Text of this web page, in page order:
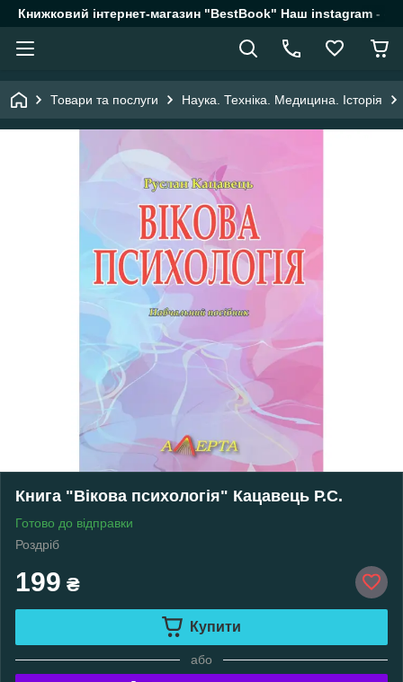
Книжковий інтернет-магазин "BestBook" Наш instagram -
Товари та послуги Наука. Техніка. Медицина. Історія
Книга "Вікова психологія" Кацавець Р.С.
Готово до відправки
Роздріб
199 ₴
Купити
або